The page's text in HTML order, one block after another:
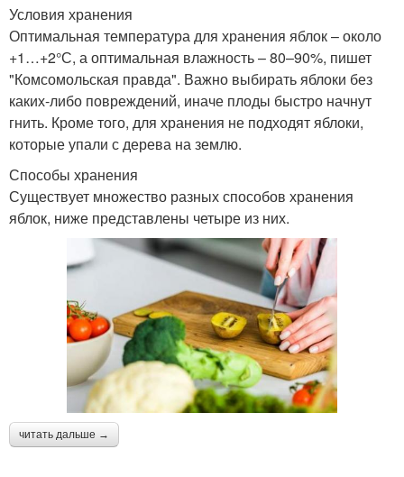
Условия хранения
Оптимальная температура для хранения яблок – около
+1…+2°С, а оптимальная влажность – 80–90%, пишет
"Комсомольская правда". Важно выбирать яблоки без
каких-либо повреждений, иначе плоды быстро начнут
гнить. Кроме того, для хранения не подходят яблоки,
которые упали с дерева на землю.
Способы хранения
Существует множество разных способов хранения
яблок, ниже представлены четыре из них.
читать дальше →